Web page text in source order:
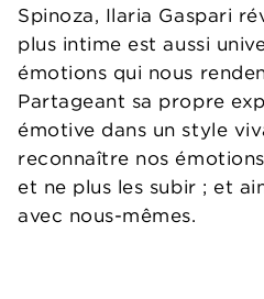
Spinoza, Ilaria Gaspari
plus intime est aussi
émotions qui nous
Partageant sa propre
émotive dans un style
reconnaître nos
et ne plus les subir ; et
avec nous-mêmes.